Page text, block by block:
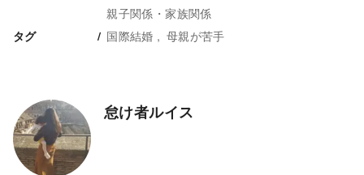
親子関係・家族関係
タグ 国際結婚 母親が苦手
怠け者ルイス